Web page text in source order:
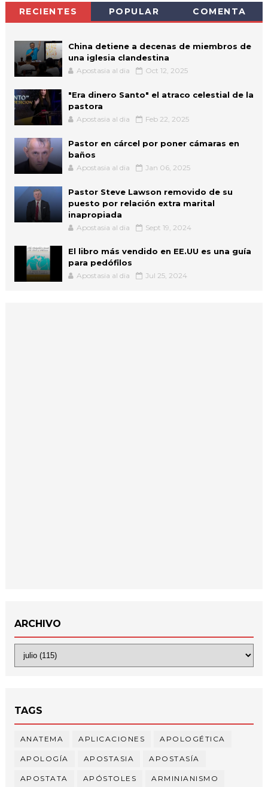
RECIENTES POPULAR COMENTA
China detiene a decenas de miembros de
una iglesia clandestina
Apostasia al dia Oct 12, 2025
"Era dinero Santo" el atraco celestial de la
pastora
Apostasia al dia Feb 22, 2025
Pastor en cárcel por poner cámaras en
baños
Apostasia al dia Jan 06, 2025
Pastor Steve Lawson removido de su
puesto por relación extra marital
inapropiada
Apostasia al dia Sept 19, 2024
El libro más vendido en EE.UU es una guía
para pedófilos
Apostasia al dia Jul 25, 2024
ARCHIVO
TAGS
ANATEMA APLICACIONES APOLOGÉTICA
APOLOGÍA APOSTASIA APOSTASÍA
APOSTATA APÓSTOLES ARMINIANISMO